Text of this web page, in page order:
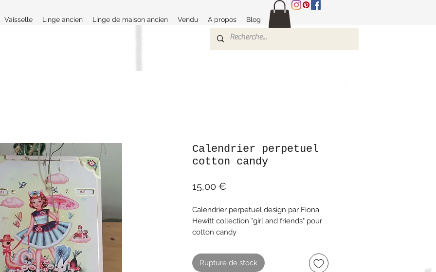
Vaisselle Linge ancien Linge de maison ancien Vendu A propos Blog
Calendrier perpetuel
cotton candy
15,00 €
Calendrier perpetuel design par Fiona
Hewitt collection "girl and friends" pour
cotton candy
Carte épaisse
Rupture de stock